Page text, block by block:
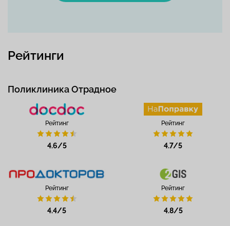
Рейтинги
Поликлиника Отрадное
Рейтинг
4.6/5
Рейтинг
4.7/5
Рейтинг
4.4/5
Рейтинг
4.8/5